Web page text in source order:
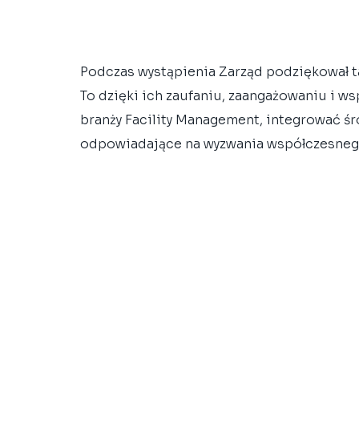
Podczas wystąpienia Zarząd
To dzięki ich zaufaniu, zaangażowaniu i
branży Facility Management, integrować
odpowiadające na wyzwania